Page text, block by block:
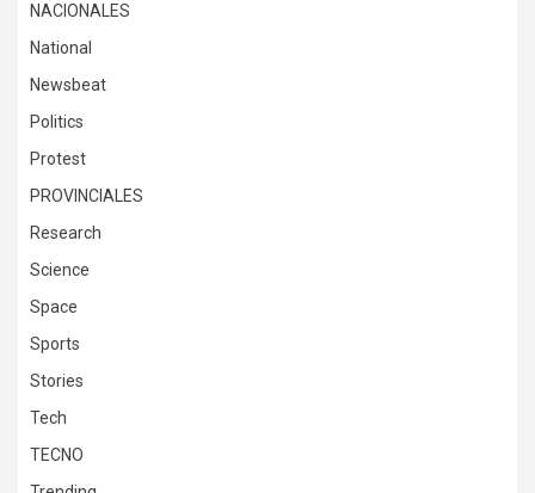
NACIONALES
National
Newsbeat
Politics
Protest
PROVINCIALES
Research
Science
Space
Sports
Stories
Tech
TECNO